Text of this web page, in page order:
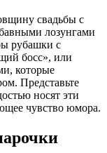
свадьбы с
лозунгами
рубашки с
босс», или
которые
Представьте
носят эти
чувство юмора.